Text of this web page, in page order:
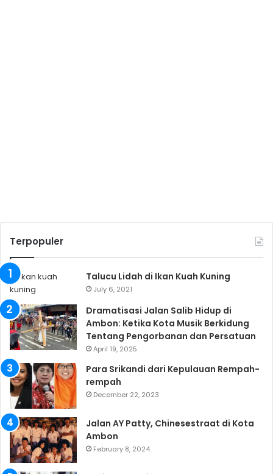
Terpopuler
Talucu Lidah di Ikan Kuah Kuning
July 6, 2021
Dramatisasi Jalan Salib Hidup di
Ambon: Ketika Kota Musik Berkidung
Tentang Pengorbanan dan Persatuan
April 19, 2025
Para Srikandi dari Kepulauan Rempah-
rempah
December 22, 2023
Jalan AY Patty, Chinesestraat di Kota
Ambon
February 8, 2024